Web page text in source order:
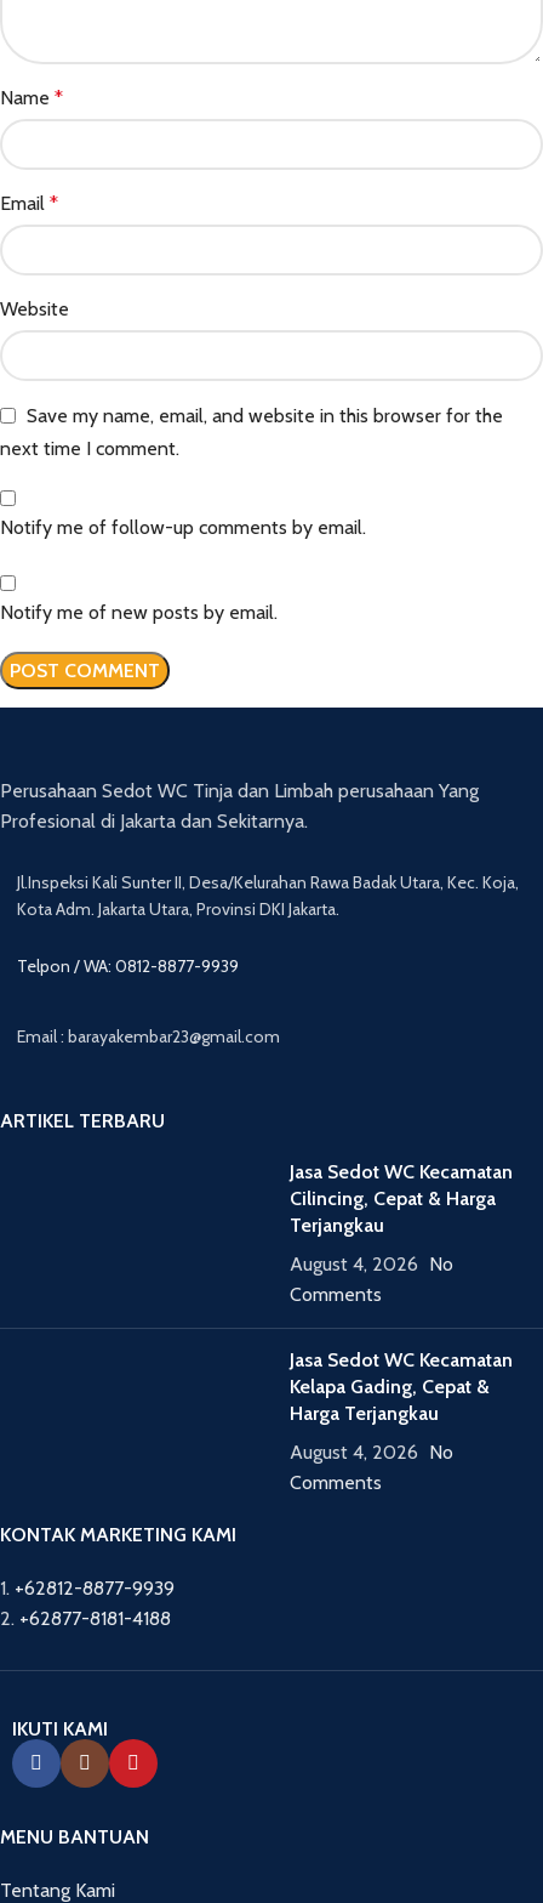
Name *
Email *
Website
Save my name, email, and website in this browser for the
next time I comment.
Notify me of follow-up comments by email.
Notify me of new posts by email.
Perusahaan Sedot WC Tinja dan Limbah perusahaan Yang
Profesional di Jakarta dan Sekitarnya.
Jl.Inspeksi Kali Sunter II, Desa/Kelurahan Rawa Badak Utara, Kec. Koja,
Kota Adm. Jakarta Utara, Provinsi DKI Jakarta.
Telpon / WA: 0812-8877-9939
Email : barayakembar23@gmail.com
ARTIKEL TERBARU
Jasa Sedot WC Kecamatan
Cilincing, Cepat & Harga
Terjangkau
August 4, 2026 No
Comments
Jasa Sedot WC Kecamatan
Kelapa Gading, Cepat &
Harga Terjangkau
August 4, 2026 No
Comments
KONTAK MARKETING KAMI
1. +62812-8877-9939
2. +62877-8181-4188
IKUTI KAMI
MENU BANTUAN
Tentang Kami